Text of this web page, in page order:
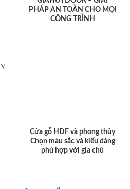
PHÁP AN TOÀN CHO MỌI
CÔNG TRÌNH
Cửa gỗ HDF và phong thủy
Chọn màu sắc và kiểu dáng
phù hợp với gia chủ